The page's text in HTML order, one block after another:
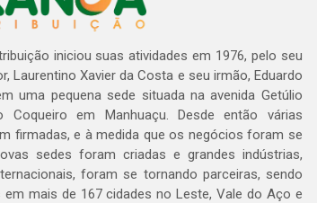
iniciou suas atividades em 1976, pelo seu
Laurentino Xavier da Costa e seu irmão, Eduardo
uma pequena sede situada na avenida Getúlio
Coqueiro em Manhuaçu. Desde então várias
firmadas, e à medida que os negócios foram se
sedes foram criadas e grandes indústrias,
foram se tornando parceiras, sendo
em mais de 167 cidades no Leste, Vale do Aço e